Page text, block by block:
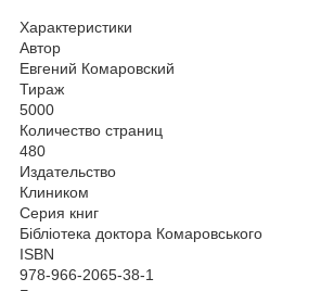
Характеристики
Автор
Евгений Комаровский
Тираж
5000
Количество страниц
480
Издательство
Клиником
Серия книг
Бібліотека доктора Комаровського
ISBN
978-966-2065-38-1